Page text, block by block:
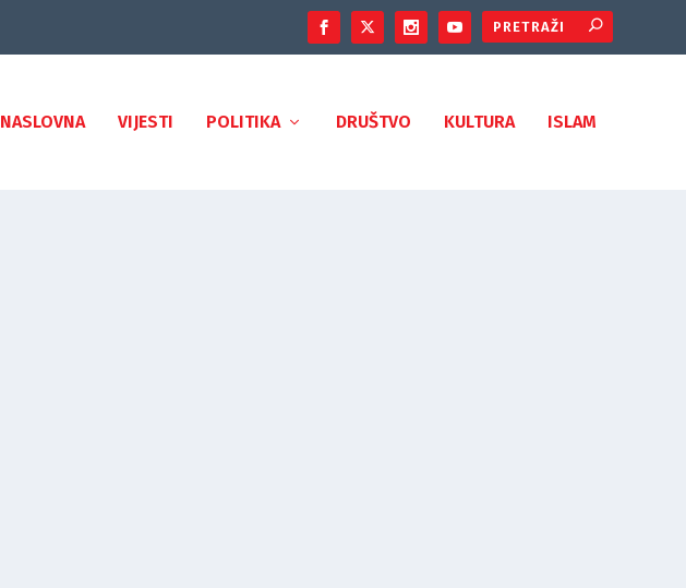
NASLOVNA VIJESTI POLITIKA DRUŠTVO KULTURA ISLAM